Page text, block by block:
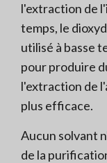
l'extraction de
temps, le
utilisé à basse
pour produire
l'extraction de
plus efficace.
Aucun solvant
de la